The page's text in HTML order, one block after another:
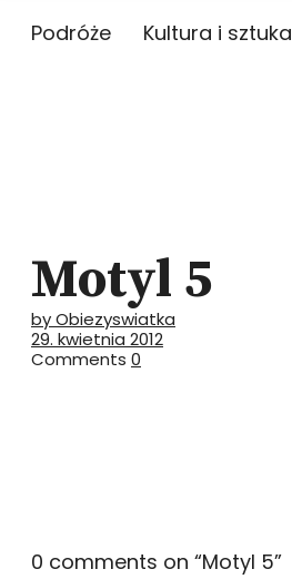
Podróże Kultura i sztuka
Motyl 5
by Obiezyswiatka
29. kwietnia 2012
Comments 0
0 comments on “Motyl 5”